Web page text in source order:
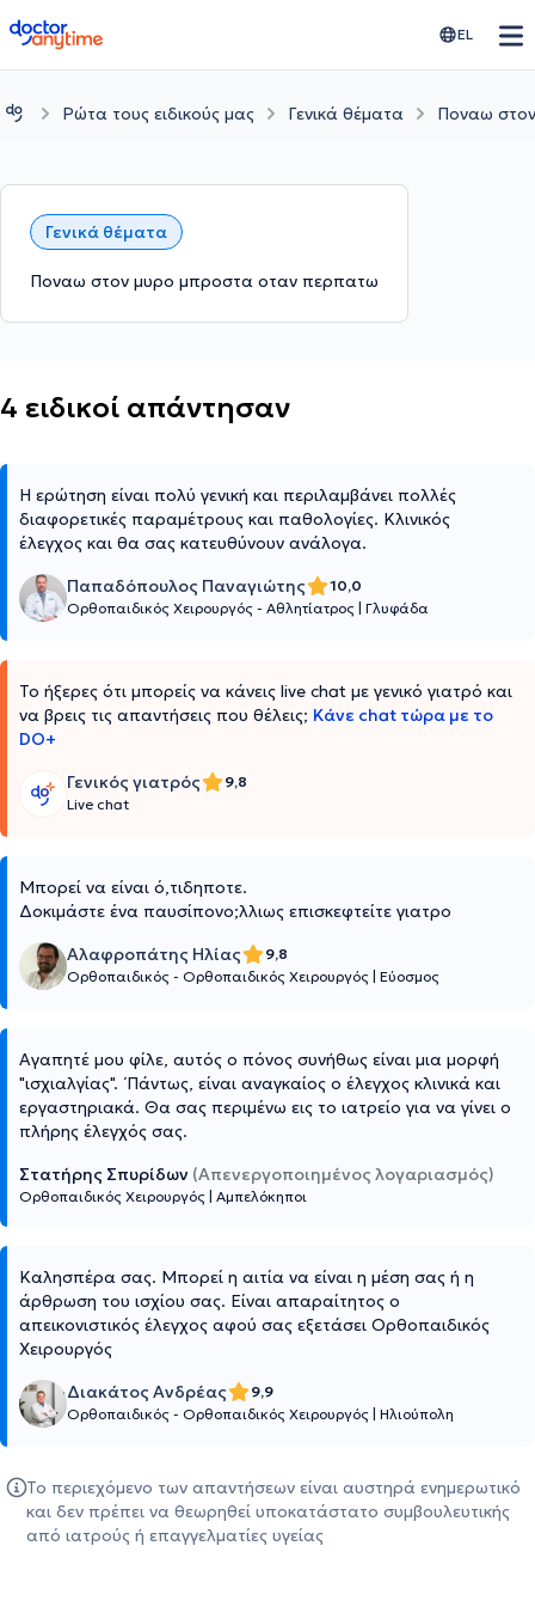
doctoranytime EL
Ρώτα τους ειδικούς μας Γενικά θέματα Ποναω
Γενικά θέματα
Ποναω στον μυρο μπροστα οταν περπατω
4 ειδικοί απάντησαν
Η ερώτηση είναι πολύ γενική και περιλαμβάνει πολλές
διαφορετικές παραμέτρους και παθολογίες. Κλινικός
έλεγχος και θα σας κατευθύνουν ανάλογα.
Παπαδόπουλος Παναγιώτης
10,0
Ορθοπαιδικός Χειρουργός - Αθλητίατρος Γλυφάδα
Το ήξερες ότι μπορείς να κάνεις live chat με γενικό γιατρό και
να βρεις τις απαντήσεις που θέλεις; Κάνε chat τώρα με το
DO+
Γενικός γιατρός
9,8
Live chat
Μπορεί να είναι ό,τιδηποτε.
Δοκιμάστε ένα παυσίπονο;λλιως επισκεφτείτε γιατρο
Αλαφροπάτης Ηλίας
9,8
Ορθοπαιδικός - Ορθοπαιδικός Χειρουργός Εύοσμος
Αγαπητέ μου φίλε, αυτός ο πόνος συνήθως είναι μια μορφή
"ισχιαλγίας". ΄Πάντως, είναι αναγκαίος ο έλεγχος κλινικά και
εργαστηριακά. Θα σας περιμένω εις το ιατρείο για να γίνει ο
πλήρης έλεγχός σας.
Στατήρης Σπυρίδων (Απενεργοποιημένος λογαριασμός)
Ορθοπαιδικός Χειρουργός Αμπελόκηποι
Καλησπέρα σας. Μπορεί η αιτία να είναι η μέση σας ή η
άρθρωση του ισχίου σας. Είναι απαραίτητος ο
απεικονιστικός έλεγχος αφού σας εξετάσει Ορθοπαιδικός
Χειρουργός
Διακάτος Ανδρέας
9,9
Ορθοπαιδικός - Ορθοπαιδικός Χειρουργός Ηλιούπολη
Το περιεχόμενο των απαντήσεων είναι αυστηρά ενημερωτικό
και δεν πρέπει να θεωρηθεί υποκατάστατο συμβουλευτικής
από ιατρούς ή επαγγελματίες υγείας